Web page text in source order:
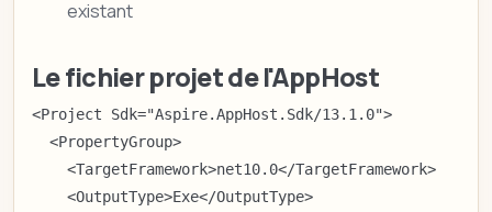
existant
Le fichier projet de l'AppHost
<Project Sdk="Aspire.AppHost.Sdk/13.1.0">
  <PropertyGroup>
    <TargetFramework>net10.0</TargetFramework>
    <OutputType>Exe</OutputType>